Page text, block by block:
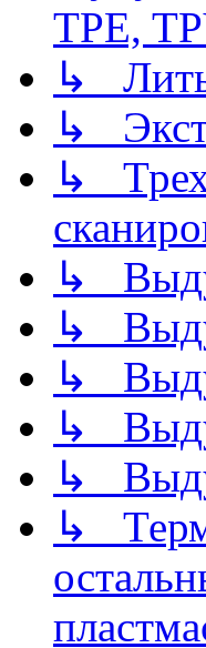
TPE,
↳
↳
↳
↳
↳
↳
↳
↳
↳